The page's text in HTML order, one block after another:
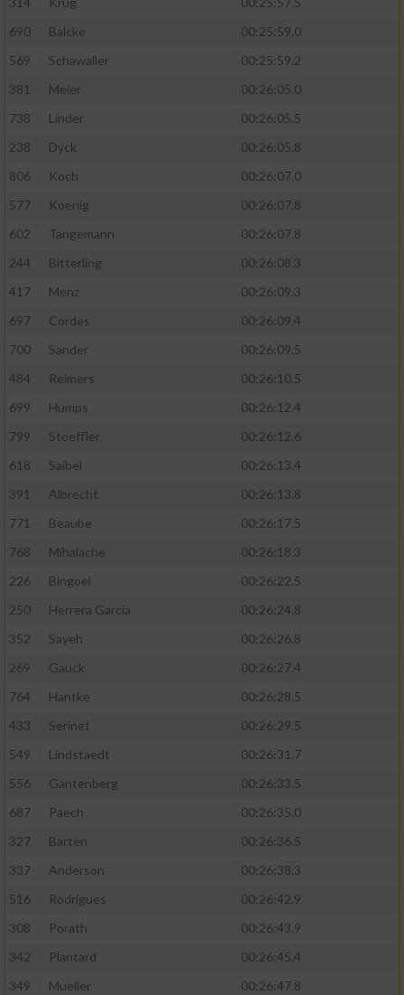
690
Balcke
00:25:59.0
569
Schawaller
00:25:59.2
381
Meier
00:26:05.0
738
Linder
00:26:05.5
238
Dyck
00:26:05.8
806
Koch
00:26:07.0
577
Koenig
00:26:07.8
602
Tangemann
00:26:07.8
244
Bitterling
00:26:08.3
417
Menz
00:26:09.3
697
Cordes
00:26:09.4
700
Sander
00:26:09.5
484
Reimers
00:26:10.5
699
Humps
00:26:12.4
799
Stoeffler
00:26:12.6
618
Saibel
00:26:13.4
391
Albrecht
00:26:13.8
771
Beaube
00:26:17.5
768
Mihalache
00:26:18.3
226
Bingoel
00:26:22.5
250
Herrera Garcia
00:26:24.8
352
Sayeh
00:26:26.8
269
Gauck
00:26:27.4
764
Hantke
00:26:28.5
433
Serinet
00:26:29.5
549
Lindstaedt
00:26:31.7
556
Gantenberg
00:26:33.5
687
Paech
00:26:35.0
327
Barten
00:26:36.5
337
Anderson
00:26:38.3
516
Rodrigues
00:26:42.9
308
Porath
00:26:43.9
342
Plantard
00:26:45.4
349
Mueller
00:26:47.8